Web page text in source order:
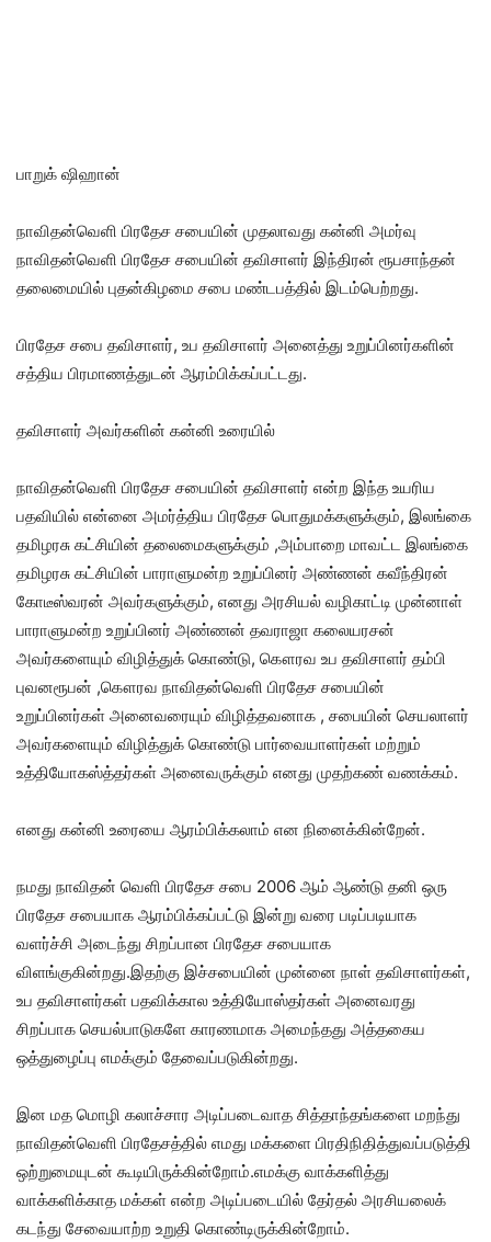
பாறுக் ஷிஹான்
நாவிதன்வெளி பிரதேச சபையின் முதலாவது கன்னி அமர்வு
நாவிதன்வெளி பிரதேச சபையின் தவிசாளர் இந்திரன் ரூபசாந்தன்
தலைமையில் புதன்கிழமை சபை மண்டபத்தில் இடம்பெற்றது.
பிரதேச சபை தவிசாளர், உப தவிசாளர் அனைத்து உறுப்பினர்களின்
சத்திய பிரமாணத்துடன் ஆரம்பிக்கப்பட்டது.
தவிசாளர் அவர்களின் கன்னி உரையில்
நாவிதன்வெளி பிரதேச சபையின் தவிசாளர் என்ற இந்த உயரிய
பதவியில் என்னை அமர்த்திய பிரதேச பொதுமக்களுக்கும், இலங்கை
தமிழரசு கட்சியின் தலைமைகளுக்கும் ,அம்பாறை மாவட்ட இலங்கை
தமிழரசு கட்சியின் பாராளுமன்ற உறுப்பினர் அண்ணன் கவீந்திரன்
கோடீஸ்வரன் அவர்களுக்கும், எனது அரசியல் வழிகாட்டி முன்னாள்
பாராளுமன்ற உறுப்பினர் அண்ணன் தவராஜா கலையரசன்
அவர்களையும் விழித்துக் கொண்டு, கௌரவ உப தவிசாளர் தம்பி
புவனரூபன் ,கௌரவ நாவிதன்வெளி பிரதேச சபையின்
உறுப்பினர்கள் அனைவரையும் விழித்தவனாக , சபையின் செயலாளர்
அவர்களையும் விழித்துக் கொண்டு பார்வையாளர்கள் மற்றும்
உத்தியோகஸ்த்தர்கள் அனைவருக்கும் எனது முதற்கண் வணக்கம்.
எனது கன்னி உரையை ஆரம்பிக்கலாம் என நினைக்கின்றேன்.
நமது நாவிதன் வெளி பிரதேச சபை 2006 ஆம் ஆண்டு தனி ஒரு
பிரதேச சபையாக ஆரம்பிக்கப்பட்டு இன்று வரை படிப்படியாக
வளர்ச்சி அடைந்து சிறப்பான பிரதேச சபையாக
விளங்குகின்றது.இதற்கு இச்சபையின் முன்னை நாள் தவிசாளர்கள்,
உப தவிசாளர்கள் பதவிக்கால உத்தியோஸ்தர்கள் அனைவரது
சிறப்பாக செயல்பாடுகளே காரணமாக அமைந்தது அத்தகைய
ஒத்துழைப்பு எமக்கும் தேவைப்படுகின்றது.
இன மத மொழி கலாச்சார அடிப்படைவாத சித்தாந்தங்களை மறந்து
நாவிதன்வெளி பிரதேசத்தில் எமது மக்களை பிரதிநிதித்துவப்படுத்தி
ஒற்றுமையுடன் கூடியிருக்கின்றோம்.எமக்கு வாக்களித்து
வாக்களிக்காத மக்கள் என்ற அடிப்படையில் தேர்தல் அரசியலைக்
கடந்து சேவையாற்ற உறுதி கொண்டிருக்கின்றோம்.